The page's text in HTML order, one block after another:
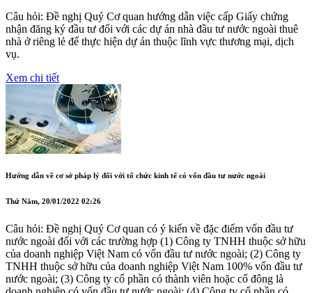
Câu hỏi: Đề nghị Quý Cơ quan hướng dẫn việc cấp Giấy chứng
nhận đăng ký đầu tư đối với các dự án nhà đầu tư nước ngoài thuê
nhà ở riêng lẻ để thực hiện dự án thuộc lĩnh vực thương mại, dịch
vụ.
Xem chi tiết
Hướng dẫn về cơ sở pháp lý đối với tổ chức kinh tế có vốn đầu tư nước ngoài
Thứ Năm, 20/01/2022 02:26
Câu hỏi: Đề nghị Quý Cơ quan có ý kiến về đặc điểm vốn đầu tư
nước ngoài đối với các trường hợp (1) Công ty TNHH thuộc sở hữu
của doanh nghiệp Việt Nam có vốn đầu tư nước ngoài; (2) Công ty
TNHH thuộc sở hữu của doanh nghiệp Việt Nam 100% vốn đầu tư
nước ngoài; (3) Công ty cổ phần có thành viên hoặc cổ đông là